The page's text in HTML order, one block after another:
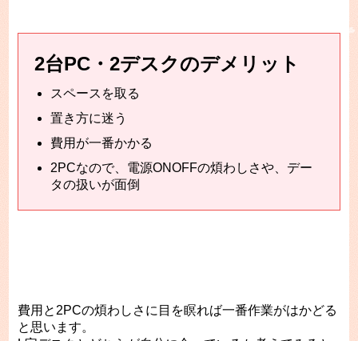
2台PC・2デスクのデメリット
スペースを取る
置き方に迷う
費用が一番かかる
2PCなので、電源ONOFFの煩わしさや、デー
タの扱いが面倒
費用と2PCの煩わしさに目を瞑れば一番作業がはかどる
と思います。